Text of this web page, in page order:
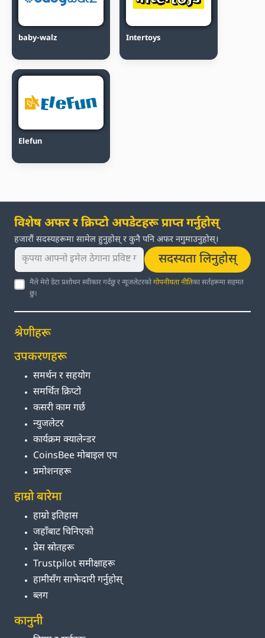
baby-walz Intertoys
Elefun
विशेष अफर र क्रिप्टो अपडेटहरू प्राप्त गर्नुहोस्
हजारौं सदस्यहरूमा सामेल हुनुहोस् र कुनै पनि अफर नगुमाउनुहोस्।
सदस्यता लिनुहोस्
मैले मेरो डेटा प्रशोधन स्वीकार गर्दछु र न्यूजलेटरकोगोपनीयता नीतिका सर्तहरूमा सहमत
छु।
श्रेणीहरू
उपकरणहरू
समर्थन र सहयोग
समर्थित क्रिप्टो
कसरी काम गर्छ
न्युजलेटर
कार्यक्रम क्यालेन्डर
CoinsBee मोबाइल एप
प्रमोशनहरू
हाम्रो बारेमा
हाम्रो इतिहास
जहाँबाट चिनिएको
प्रेस स्रोतहरू
Trustpilot समीक्षाहरू
हामीसँग साझेदारी गर्नुहोस्
ब्लग
कानुनी